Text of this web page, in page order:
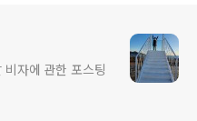
자에 관한 포스팅